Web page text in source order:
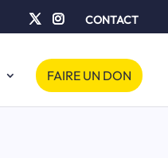
CONTACT
FAIRE UN DON